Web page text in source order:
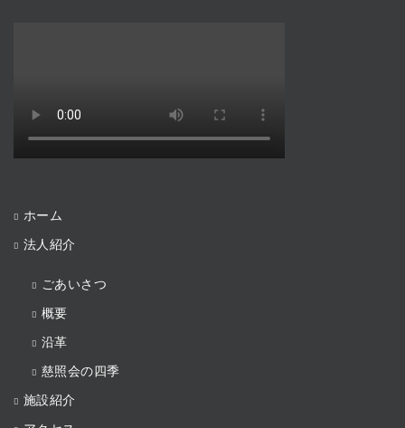
ホーム
法人紹介
ごあいさつ
概要
沿革
慈照会の四季
施設紹介